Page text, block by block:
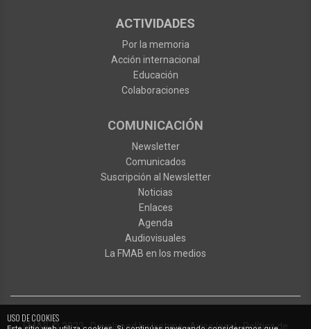
USO DE COOKIES
ACTIVIDADES
Por la memoria
Acción internacional
Educación
Colaboraciones
COMUNICACIÓN
Newsletter
Comunicados
Suscripción al Newsletter
Noticias
Enlaces
Agenda
Audiovisuales
La FMAB en los medios
FMAB© 2023·Developed byIxotype·Aviso legal·Política de